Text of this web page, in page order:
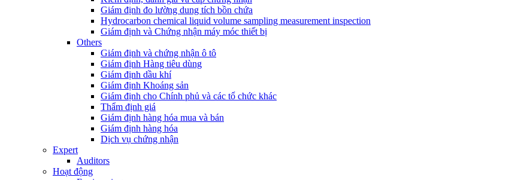
Giám định đo lường dung tích bồn chứa
Hydrocarbon chemical liquid volume sampling measurement inspection
Giám định và Chứng nhận máy móc thiết bị
Others
Giám định và chứng nhận ô tô
Giám định Hàng tiêu dùng
Giám định dầu khí
Giám định Khoáng sản
Giám định cho Chính phủ và các tổ chức khác
Thẩm định giá
Giám định hàng hóa mua và bán
Giám định hàng hóa
Dịch vụ chứng nhận
Expert
Auditors
Hoạt động